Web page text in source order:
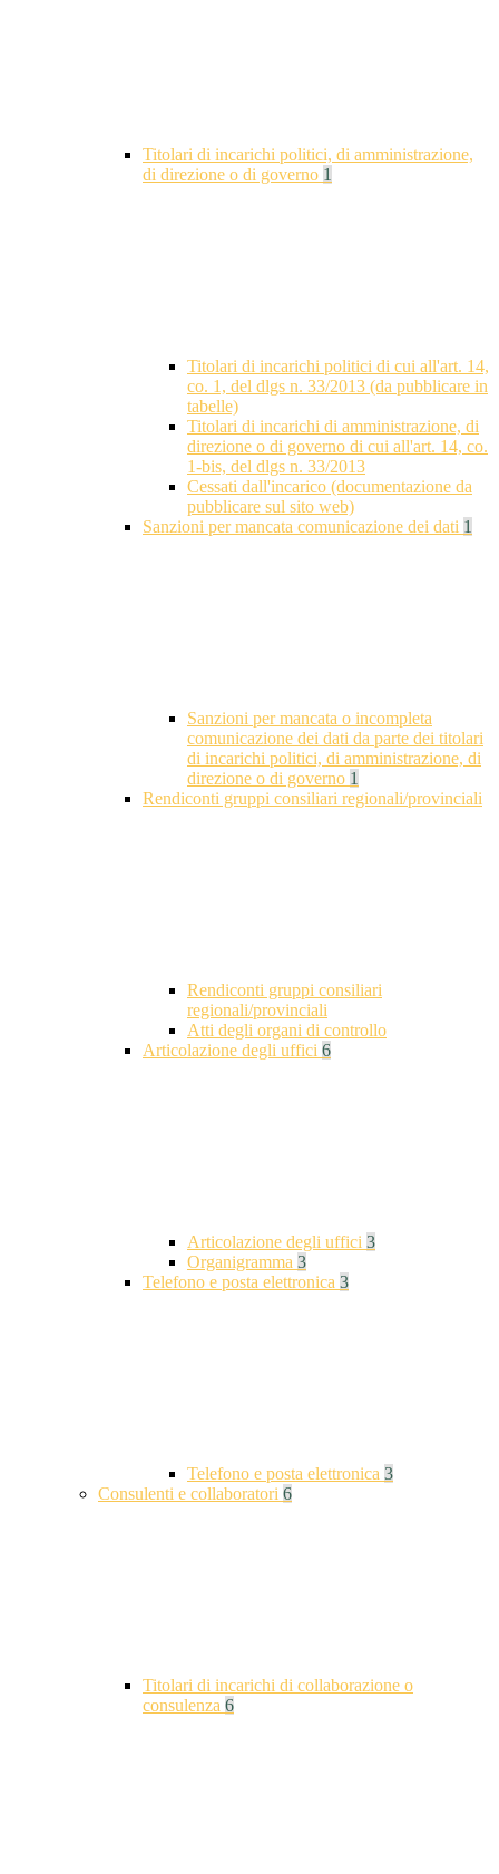
Titolari di incarichi politici, di amministrazione,
di direzione o di governo 1
Titolari di incarichi politici di cui all'art. 14,
co. 1, del dlgs n. 33/2013 (da pubblicare in
tabelle)
Titolari di incarichi di amministrazione, di
direzione o di governo di cui all'art. 14, co.
1-bis, del dlgs n. 33/2013
Cessati dall'incarico (documentazione da
pubblicare sul sito web)
Sanzioni per mancata comunicazione dei dati 1
Sanzioni per mancata o incompleta
comunicazione dei dati da parte dei titolari
di incarichi politici, di amministrazione, di
direzione o di governo 1
Rendiconti gruppi consiliari regionali/provinciali
Rendiconti gruppi consiliari
regionali/provinciali
Atti degli organi di controllo
Articolazione degli uffici 6
Articolazione degli uffici 3
Organigramma 3
Telefono e posta elettronica 3
Telefono e posta elettronica 3
Consulenti e collaboratori 6
Titolari di incarichi di collaborazione o
consulenza 6